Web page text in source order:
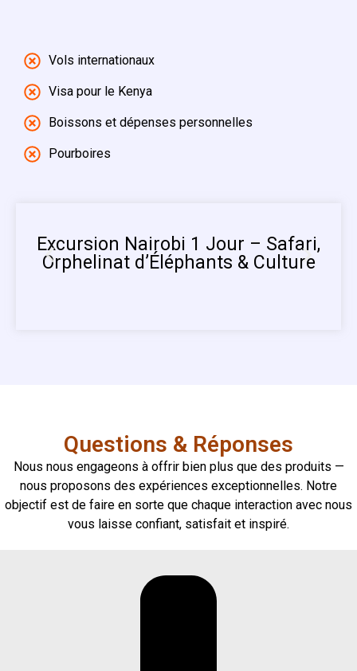
Vols internationaux
Visa pour le Kenya
Boissons et dépenses personnelles
Pourboires
Excursion Nairobi 1 Jour – Safari,
Orphelinat d’Éléphants & Culture
Questions & Réponses
Nous nous engageons à offrir bien plus que des produits —
nous proposons des expériences exceptionnelles. Notre
objectif est de faire en sorte que chaque interaction avec nous
vous laisse confiant, satisfait et inspiré.